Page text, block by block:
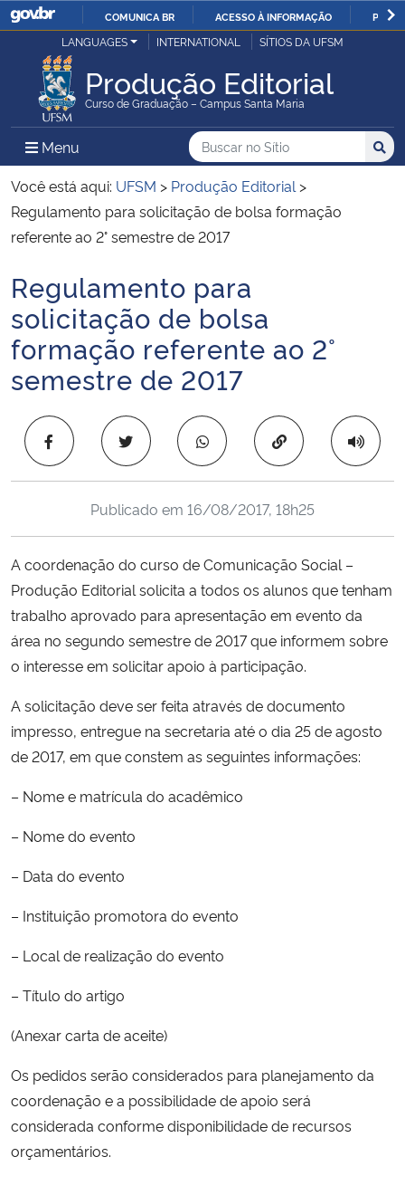
IR
O
COMUNICA BR ACESSO À INFORMAÇÃO
Ministério da Justiça e Segurança Pública
Ministério da Defesa
Ministério das Relações Exteriores
Ministério da Economia
Ministério da Infraestrutura
Ministério da Agricultura, Pecuária e Abastecimento
Ministério da Educação
Ministério da Cidadania
Ministério da Saúde
Ministério de Minas e Energia
Ministério da Ciência, Tecnologia, Inovações e Comunicações
Ministério do Meio Ambiente
Ministério do Turismo
Ministério do Desenvolvimento Regional
Controladoria-Geral da União
Ministério da Mulher, da Família e dos Direitos Humanos
Gabinete de Segurança Institucional
Advocacia-Geral da União
Banco Central do Brasil
LANGUAGES INTERNATIONAL SÍTIOS DA UFSM
Produção Editorial
Curso de Graduação – Campus Santa Maria
Menu Menu Principal do Sítio
Busca
Buscar no no Sítio
Busca:
Você está aqui: UFSM > Produção Editorial >
Regulamento para solicitação de bolsa formação
referente ao 2° semestre de 2017
Início do conteúdo
Regulamento para
solicitação de bolsa
formação referente ao 2°
semestre de 2017
Copiar para área
Publicado em 16/08/2017, 18h25
A coordenação do curso de Comunicação Social –
Produção Editorial solicita a todos os alunos que tenham
trabalho aprovado para apresentação em evento da
área no segundo semestre de 2017 que informem sobre
o interesse em solicitar apoio à participação.
A solicitação deve ser feita através de documento
impresso, entregue na secretaria até o dia 25 de agosto
de 2017, em que constem as seguintes informações:
– Nome e matrícula do acadêmico
– Nome do evento
– Data do evento
– Instituição promotora do evento
– Local de realização do evento
– Título do artigo
(Anexar carta de aceite)
Os pedidos serão considerados para planejamento da
coordenação e a possibilidade de apoio será
considerada conforme disponibilidade de recursos
orçamentários.